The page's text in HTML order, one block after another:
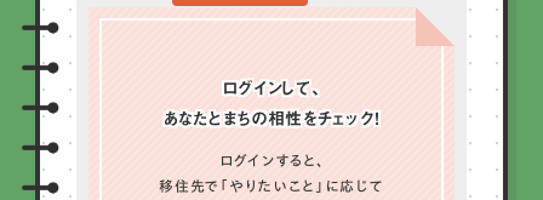
ログインして、
あなたとまちの相性をチェック！
ログインすると、
移住先で「やりたいこと」に応じて